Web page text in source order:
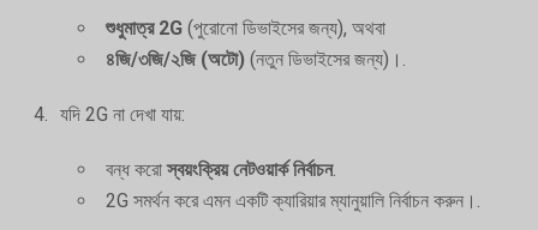
শুধুমাত্র 2G (পুরোনো ডিভাইসের জন্য), অথবা
৪জি/৩জি/২জি (অটো) (নতুন ডিভাইসের জন্য)।.
যদি 2G না দেখা যায়:
বন্ধ করোস্বয়ংক্রিয় নেটওয়ার্ক নির্বাচন.
2G সমর্থন করে এমন একটি ক্যারিয়ার ম্যানুয়ালি নির্বাচন করুন।.